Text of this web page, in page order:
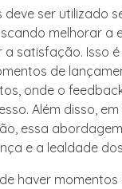
deve ser utilizado
melhorar a
a satisfação. Isso
de
onde o
Além disso,
essa
e a lealdade
haver momentos